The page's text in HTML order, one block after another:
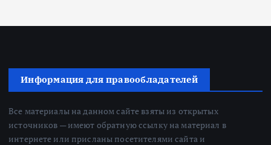
Информация для правообладателей
Все материалы на данном сайте взяты из открытых
источников — имеют обратную ссылку на материал в
интернете или присланы посетителями сайта и